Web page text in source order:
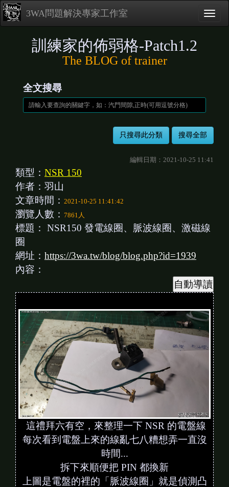
3WA問題解決專家工作室
訓練家的佈弱格-Patch1.2
The BLOG of trainer
全文搜尋
編輯日期：2021-10-25 11:41
類型： NSR 150
作者：羽山
文章時間： 2021-10-25 11:41:42
瀏覽人數： 7861人
標題： NSR150 發電線圈、脈波線圈、激磁線
圈
網址： https://3wa.tw/blog/blog.php?id=1939
內容：
這禮拜六有空，來整理一下 NSR 的電盤線
每次看到電盤上來的線亂七八糟想弄一直沒
時間...
拆下來順便把 PIN 都換新
上圖是電盤的裡的「脈波線圈」就是偵測凸